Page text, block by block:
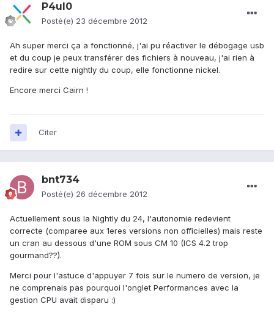
P4ul0
Posté(e) 23 décembre 2012
Ah super merci ça a fonctionné, j'ai pu réactiver le débogage usb
et du coup je peux transférer des fichiers à nouveau, j'ai rien à
redire sur cette nightly du coup, elle fonctionne nickel.
Encore merci Cairn !
Citer
bnt734
Posté(e) 26 décembre 2012
Actuellement sous la Nightly du 24, l'autonomie redevient
correcte (comparee aux 1eres versions non officielles) mais reste
un cran au dessous d'une ROM sous CM 10 (ICS 4.2 trop
gourmand??).
Merci pour l'astuce d'appuyer 7 fois sur le numero de version, je
ne comprenais pas pourquoi l'onglet Performances avec la
gestion CPU avait disparu :)